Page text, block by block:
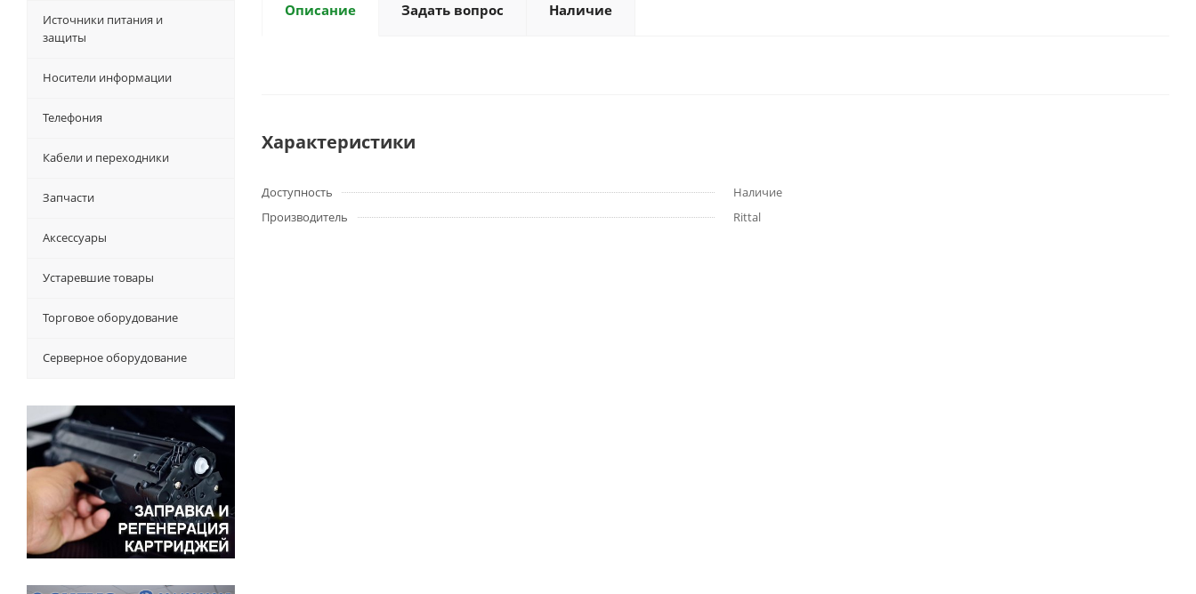
Описание Задать вопрос Наличие
Характеристики
Доступность
Наличие
Производитель
Rittal
Источники питания и
защиты
Носители информации
Телефония
Кабели и переходники
Запчасти
Аксессуары
Устаревшие товары
Торговое оборудование
Серверное оборудование